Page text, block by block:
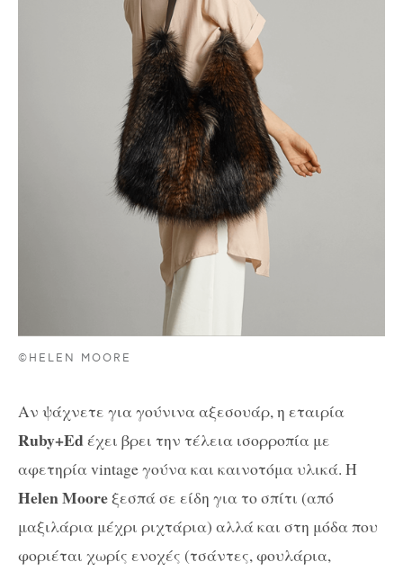
©HELEN MOORE
Αν ψάχνετε για γούνινα αξεσουάρ, η εταιρία
Ruby+Edέχει βρει την τέλεια ισορροπία με
αφετηρία vintage γούνα και καινοτόμα υλικά. Η
Helen Mooreξεσπά σε είδη για το σπίτι (από
μαξιλάρια μέχρι ριχτάρια) αλλά και στη μόδα που
φοριέται χωρίς ενοχές (τσάντες, φουλάρια,